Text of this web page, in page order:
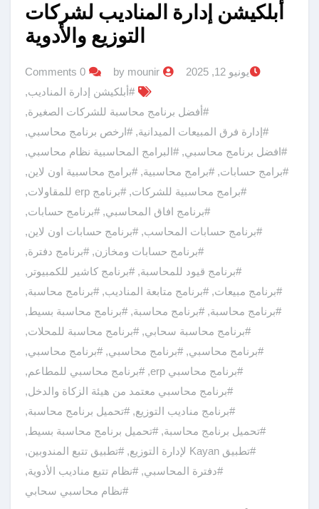
أبلكيشن إدارة المناديب لشركات
التوزيع والأدوية
يونيو 12, 2025 by mounir
0 Comments
#أبلكيشن إدارة المناديب,
#أفضل برنامج محاسبة للشركات الصغيرة,
#إدارة فرق المبيعات الميدانية,#ارخص برنامج محاسبي,
#افضل برنامج محاسبي,#البرامج المحاسبية نظام محاسبي,
#برامج حسابات,#برامج محاسبية,#برامج محاسبية اون لاين,
#برامج محاسبية للشركات,#برنامج erp للمقاولات
,
#برنامج افاق المحاسبي,#برنامج حسابات,
#برنامج حسابات المحاسب,#برنامج حسابات اون لاين,
#برنامج حسابات ومخازن,#برنامج دفترة,
#برنامج قيود للمحاسبة,#برنامج كاشير للكمبيوتر ,
#برنامج مبيعات,#برنامج متابعة المناديب,#برنامج محاسبة,
#برنامج محاسبة,#برنامج محاسبة,#برنامج محاسبة بسيط,
#برنامج محاسبة سحابي,#برنامج محاسبة للمحلات,
#برنامج محاسبي,#برنامج محاسبي,#برنامج محاسبي,
#برنامج محاسبي erp
,#برنامج محاسبي للمطاعم,
#برنامج محاسبي معتمد من هيئة الزكاة والدخل,
#برنامج مناديب التوزيع,#تحميل برنامج محاسبة,
#تحميل برنامج محاسبة,#تحميل برنامج محاسبة بسيط,
#تطبيق Kayan لإدارة التوزيع
,#تطبيق تتبع المندوبين,
#دفترة المحاسبي,#نظام تتبع مناديب الأدوية,
#نظام محاسبي سحابي